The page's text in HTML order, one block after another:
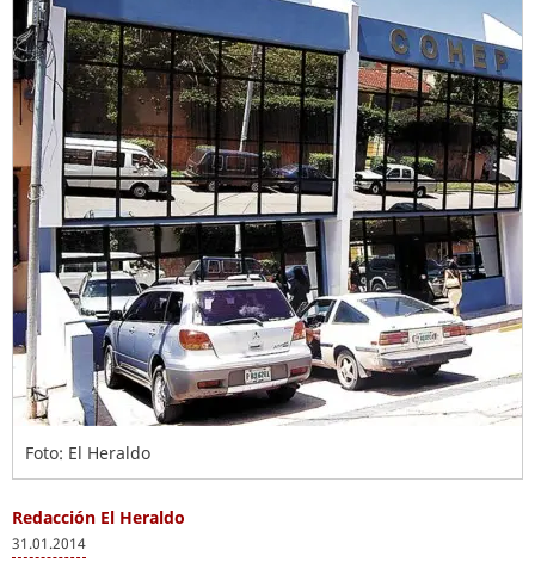
Foto: El Heraldo
Redacción El Heraldo
31.01.2014